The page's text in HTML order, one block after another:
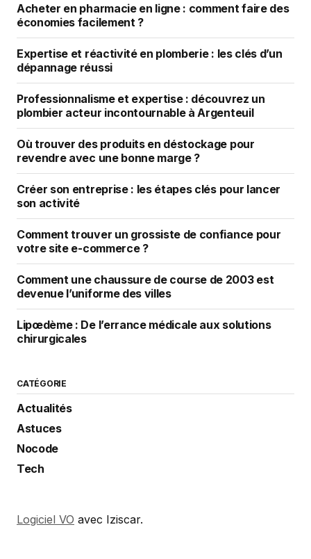
Acheter en pharmacie en ligne : comment faire des
économies facilement ?
Expertise et réactivité en plomberie : les clés d’un
dépannage réussi
Professionnalisme et expertise : découvrez un
plombier acteur incontournable à Argenteuil
Où trouver des produits en déstockage pour
revendre avec une bonne marge ?
Créer son entreprise : les étapes clés pour lancer
son activité
Comment trouver un grossiste de confiance pour
votre site e-commerce ?
Comment une chaussure de course de 2003 est
devenue l’uniforme des villes
Lipœdème : De l’errance médicale aux solutions
chirurgicales
CATÉGORIE
Actualités
Astuces
Nocode
Tech
Logiciel VO avec Iziscar.